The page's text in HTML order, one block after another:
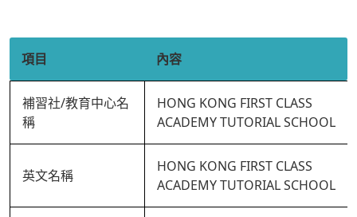
項目 內容
補習社/教育中心名
稱
HONG KONG FIRST CLASS
ACADEMY TUTORIAL SCHOOL
英文名稱
HONG KONG FIRST CLASS
ACADEMY TUTORIAL SCHOOL